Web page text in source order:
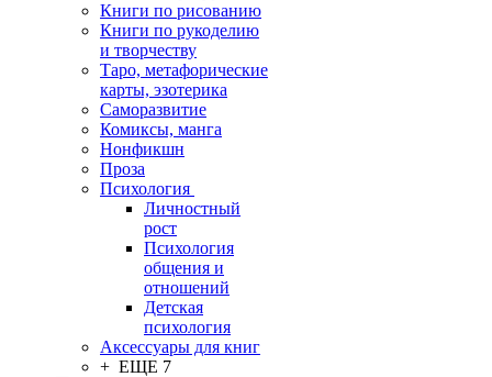
Книги по рисованию
Книги по рукоделию
и творчеству
Таро, метафорические
карты, эзотерика
Саморазвитие
Комиксы, манга
Нонфикшн
Проза
Психология
Личностный
рост
Психология
общения и
отношений
Детская
психология
Аксессуары для книг
+ ЕЩЕ 7